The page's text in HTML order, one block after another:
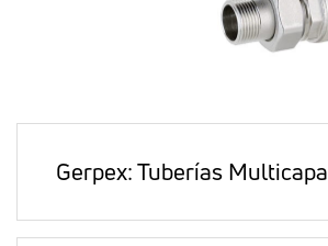
Gerpex: Tuberías Multicapa